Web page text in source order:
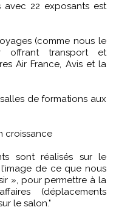
avec 22 exposants est
(comme nous le
offrant transport et
Air France, Avis et la
de formations aux
croissance
sont réalisés sur le
de ce que nous
», pour permettre à la
(déplacements
le salon."